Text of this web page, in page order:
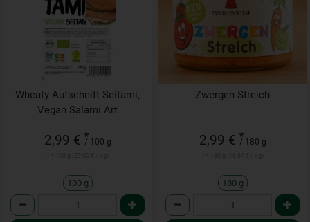
Wheaty Aufschnitt Seitami,
Vegan Salami Art
2,99 € *
/ 100 g
100 g
Anzahl
Zwergen Streich
2,99 € *
/ 180 g
180 g
Anzahl